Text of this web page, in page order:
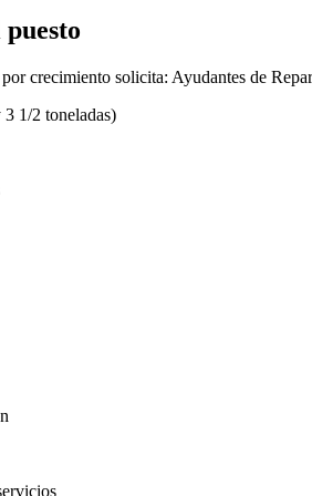
crecimiento solicita: Ayudantes de
1/2 toneladas)